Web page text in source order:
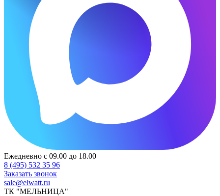
Ежедневно с 09.00 до 18.00
8 (495) 532 35 96
Заказать звонок
sale@elwatt.ru
ТК "МЕЛЬНИЦА"